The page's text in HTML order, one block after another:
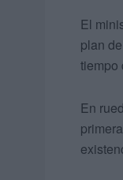
El
plan
tiempo
En